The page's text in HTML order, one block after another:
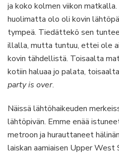
ja koko kolmen viikon
huolimatta olo oli kovin
tympeä. Tiedättekö sen
illalla, mutta tuntuu, ettei ole
kovin tähdellistä. Toisaalta
kotiin haluaa jo palata,
party is over.
Näissä lähtöhaikeuden
lähtöpivän. Emme enää
metroon ja hurauttaneet
laiskan aamiaisen Upper West